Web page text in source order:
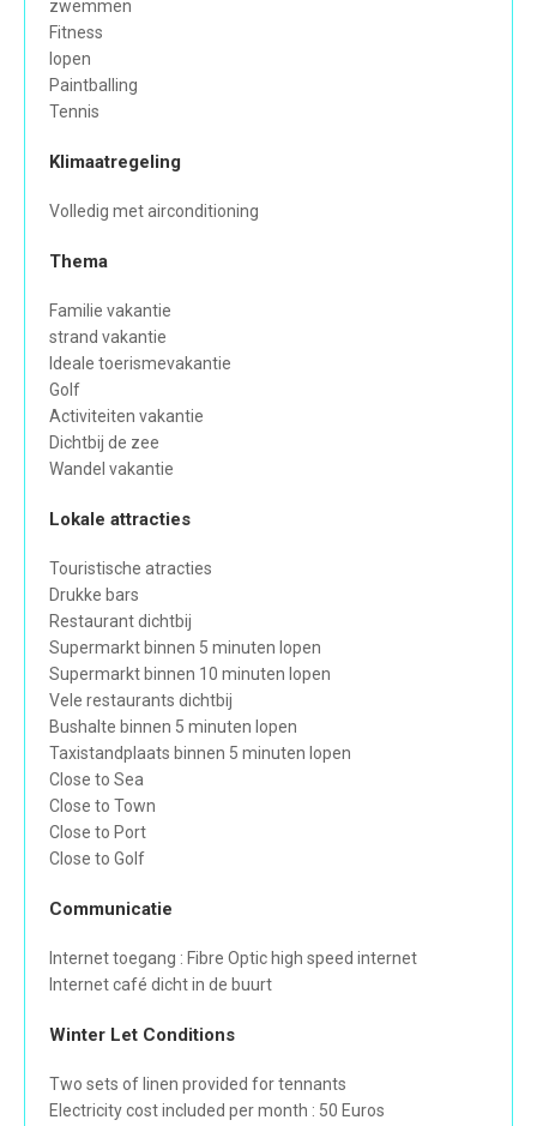
zwemmen
Fitness
lopen
Paintballing
Tennis
Klimaatregeling
Volledig met airconditioning
Thema
Familie vakantie
strand vakantie
Ideale toerismevakantie
Golf
Activiteiten vakantie
Dichtbij de zee
Wandel vakantie
Lokale attracties
Touristische atracties
Drukke bars
Restaurant dichtbij
Supermarkt binnen 5 minuten lopen
Supermarkt binnen 10 minuten lopen
Vele restaurants dichtbij
Bushalte binnen 5 minuten lopen
Taxistandplaats binnen 5 minuten lopen
Close to Sea
Close to Town
Close to Port
Close to Golf
Communicatie
Internet toegang : Fibre Optic high speed internet
Internet café dicht in de buurt
Winter Let Conditions
Two sets of linen provided for tennants
Electricity cost included per month : 50 Euros